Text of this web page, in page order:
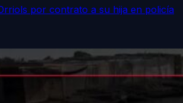
por contrato a su hija en policía